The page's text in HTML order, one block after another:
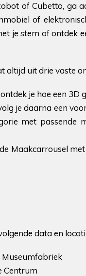
of Cubetto, ga
of
je stem of ontdek
altijd uit drie vaste
je hoe een
je daarna een
met
Maakcarrousel
data en
Museumfabriek
Centrum